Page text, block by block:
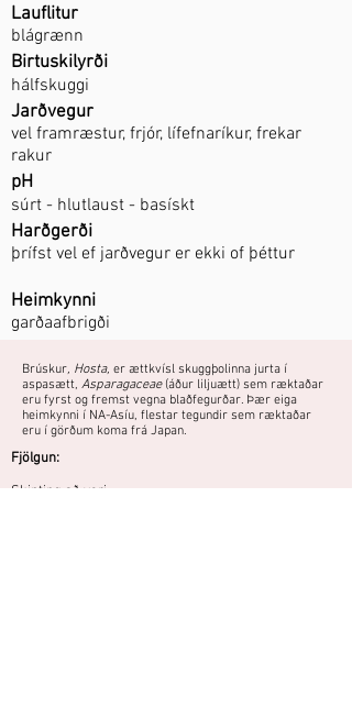
Lauflitur
blágrænn
Birtuskilyrði
hálfskuggi
Jarðvegur
vel framræstur, frjór, lífefnaríkur, frekar
rakur
pH
súrt - hlutlaust - basískt
Harðgerði
þrífst vel ef jarðvegur er ekki of þéttur
Heimkynni
garðaafbrigði
Brúskur, Hosta, er ættkvísl skuggþolinna jurta í
aspasætt, Asparagaceae(áður liljuætt) sem ræktaðar
eru fyrst og fremst vegna blaðfegurðar. Þær eiga
heimkynni í NA-Asíu, flestar tegundir sem ræktaðar
eru í görðum koma frá Japan.
Fjölgun:
Skipting að vori.